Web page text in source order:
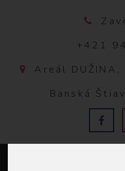
+421
Areál
Banská